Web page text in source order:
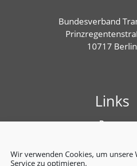
Wir verwenden Cookies, um unsere
Service zu optimieren.
Bundesverband
10717 Berlin
Links
Presse